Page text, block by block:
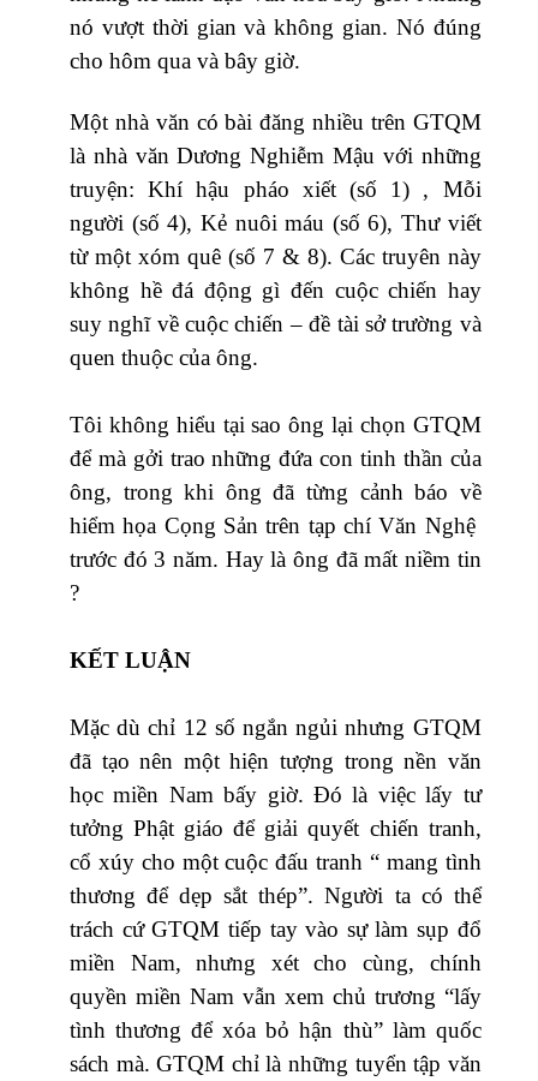
nó vượt thời gian và không gian. Nó đúng
cho hôm qua và bây giờ.
Một nhà văn có bài đăng nhiều trên GTQM
là nhà văn Dương Nghiễm Mậu với những
truyện: Khí hậu pháo xiết (số 1) , Mỗi
người (số 4), Kẻ nuôi máu (số 6), Thư viết
từ một xóm quê (số 7 & 8). Các truyên này
không hề đá động gì đến cuộc chiến hay
suy nghĩ về cuộc chiến – đề tài sở trường và
quen thuộc của ông.
Tôi không hiểu tại sao ông lại chọn GTQM
để mà gởi trao những đứa con tinh thần của
ông, trong khi ông đã từng cảnh báo về
hiểm họa Cọng Sản trên tạp chí Văn Nghệ
trước đó 3 năm. Hay là ông đã mất niềm tin
?
KẾT LUẬN
Mặc dù chỉ 12 số ngắn ngủi nhưng GTQM
đã tạo nên một hiện tượng trong nền văn
học miền Nam bấy giờ. Đó là việc lấy tư
tưởng Phật giáo để giải quyết chiến tranh,
cổ xúy cho một cuộc đấu tranh “ mang tình
thương để dẹp sắt thép”. Người ta có thể
trách cứ GTQM tiếp tay vào sự làm sụp đổ
miền Nam, nhưng xét cho cùng, chính
quyền miền Nam vẫn xem chủ trương “lấy
tình thương để xóa bỏ hận thù” làm quốc
sách mà. GTQM chỉ là những tuyển tập văn